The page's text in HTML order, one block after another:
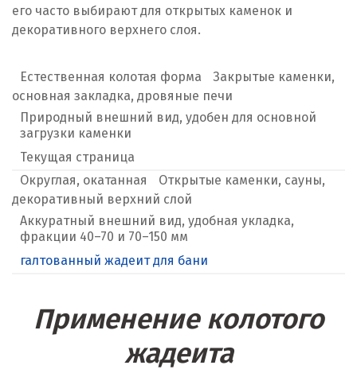
его часто выбирают для открытых каменок и
декоративного верхнего слоя.
Естественная колотая форма
Закрытые каменки,
основная закладка, дровяные печи
Природный внешний вид, удобен для основной
загрузки каменки
Текущая страница
Округлая, окатанная
Открытые каменки, сауны,
декоративный верхний слой
Аккуратный внешний вид, удобная укладка,
фракции 40–70 и 70–150 мм
галтованный жадеит для бани
Применение колотого
жадеита